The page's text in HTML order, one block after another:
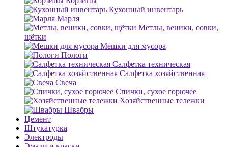
Кухонный инвентарь
Марля
Метлы, веники, совки,
щётки
Мешки для мусора
Пологи
Салфетка техническая
Салфетка хозяйственная
Свеча
Спички, сухое горючее
Хозяйственные тележки
Швабры
Цемент
Штукатурка
Электроды